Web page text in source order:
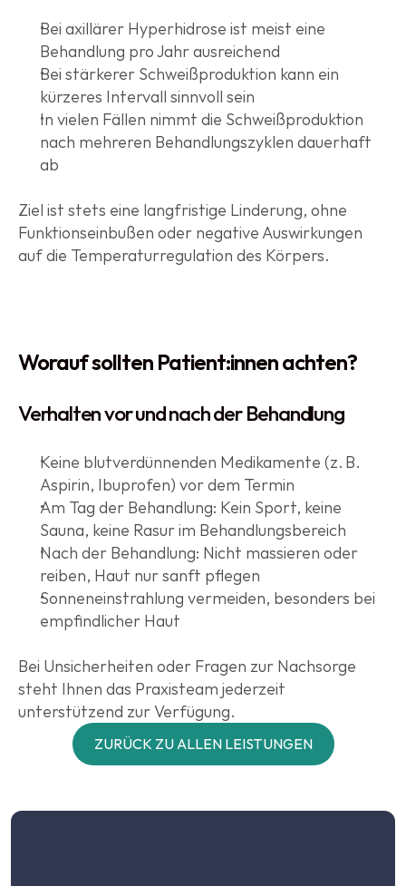
Bei axillärer Hyperhidrose ist meist eine
Behandlung pro Jahr ausreichend
Bei stärkerer Schweißproduktion kann ein
kürzeres Intervall sinnvoll sein
In vielen Fällen nimmt die Schweißproduktion
nach mehreren Behandlungszyklen dauerhaft
ab
Ziel ist stets eine langfristige Linderung, ohne
Funktionseinbußen oder negative Auswirkungen
auf die Temperaturregulation des Körpers.
Worauf sollten Patient:innen achten?
Verhalten vor und nach der Behandlung
Keine blutverdünnenden Medikamente (z. B.
Aspirin, Ibuprofen) vor dem Termin
Am Tag der Behandlung: Kein Sport, keine
Sauna, keine Rasur im Behandlungsbereich
Nach der Behandlung: Nicht massieren oder
reiben, Haut nur sanft pflegen
Sonneneinstrahlung vermeiden, besonders bei
empfindlicher Haut
Bei Unsicherheiten oder Fragen zur Nachsorge
steht Ihnen das Praxisteam jederzeit
unterstützend zur Verfügung.
ZURÜCK ZU ALLEN LEISTUNGEN